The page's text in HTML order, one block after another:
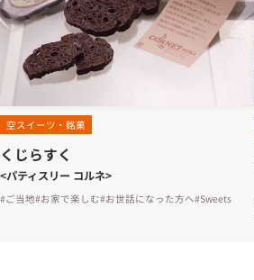
空スイーツ・銘菓
くじらすく
<パティスリー コルネ>
#ご当地#お家で楽しむ#お世話になった方へ#Sweets